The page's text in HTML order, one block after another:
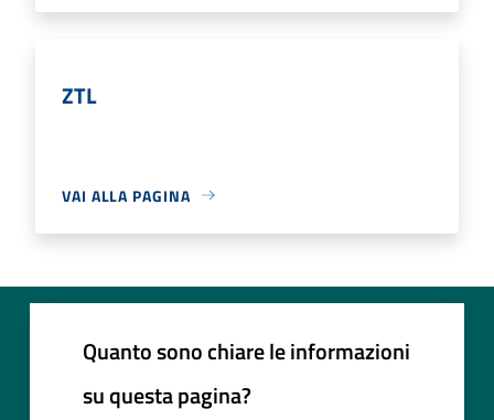
ZTL
VAI ALLA PAGINA
Quanto sono chiare le informazioni
su questa pagina?